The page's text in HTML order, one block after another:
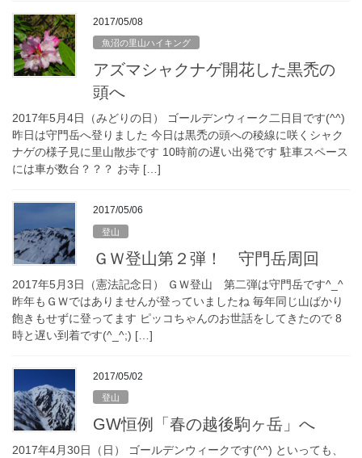
2017/05/08
魚沼の里山ハイキング
アズマシャクナゲ開花した黒禿の
頭へ
2017年5月4日（みどりの日） ゴールデンウィーク二日目です(^^)
昨日は守門岳へ登りました 今日は黒禿の頭への稜線に咲くシャク
ナゲの様子見に里山散歩です 10時前の遅い出発です 駐車スペース
には車が数台？？？ お寺 […]
2017/05/06
登山
ＧＷ登山第２弾！ 守門岳周回
2017年5月3日（憲法記念日） ＧＷ登山 第二弾は守門岳です^_^
昨年もＧＷではありませんが登っていましたね 毎年同じ山ばかり
飽きもせずに登ってます ピッコちゃんのお世話をしてきたので 8
時と遅い到着です(^_^;) […]
2017/05/02
登山
GW恒例「春の越後駒ヶ岳」へ
2017年4月30日（日） ゴールデンウィークです(^^) といっても、